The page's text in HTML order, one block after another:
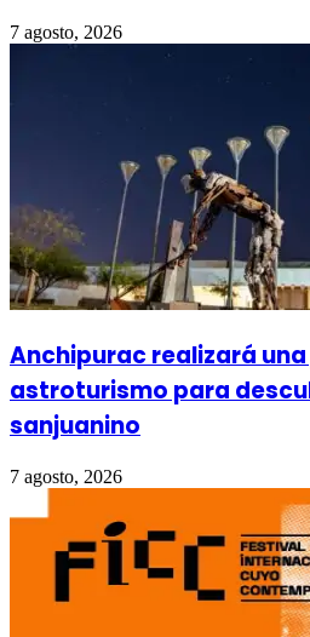
7 agosto, 2026
Anchipurac realizará
astroturismo para
sanjuanino
7 agosto, 2026